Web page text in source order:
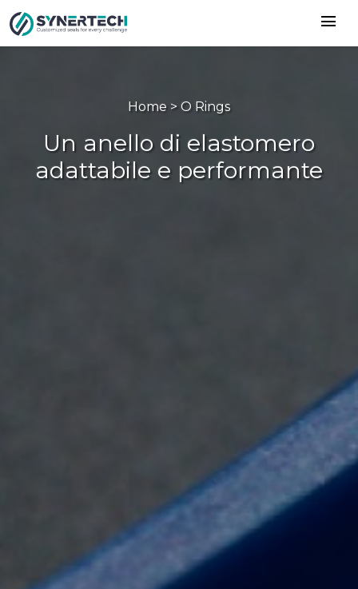
menu
Home > O Rings
Un anello di elastomero
adattabile e performante